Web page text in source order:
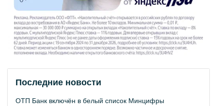
Последние новости
ОТП Банк включён в белый список Минцифры